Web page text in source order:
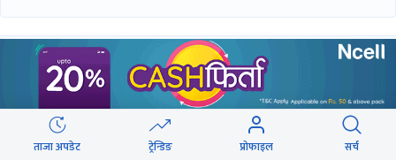
ताजा अपडेट ट्रेन्डिङ प्रोफाइल सर्च
समाचार
विचार/ब्लग
बिजनेस
बजार